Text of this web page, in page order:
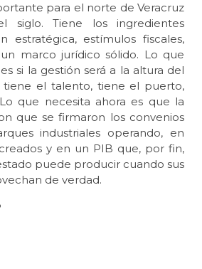
para el norte de Veracruz
Tiene los ingredientes
estratégica, estímulos fiscales,
marco jurídico sólido. Lo que
si la gestión será a la altura del
tiene el talento, tiene el puerto,
que necesita ahora es que la
que se firmaron los convenios
industriales operando, en
y en un PIB que, por fin,
puede producir cuando sus
de verdad.